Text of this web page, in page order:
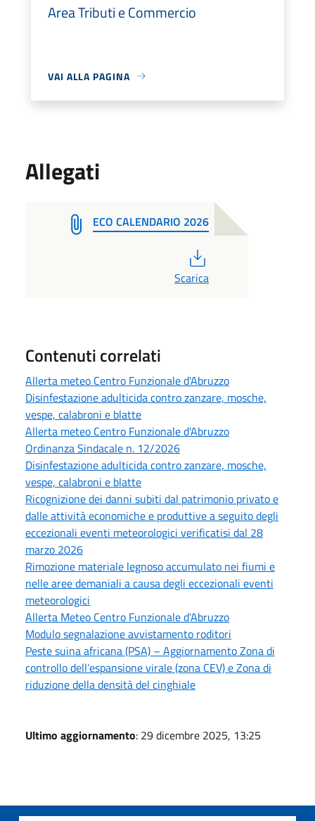
Area Tributi e Commercio
VAI ALLA PAGINA
Allegati
ECO CALENDARIO 2026
Scarica
Contenuti correlati
Allerta meteo Centro Funzionale d'Abruzzo
Disinfestazione adulticida contro zanzare, mosche,
vespe, calabroni e blatte
Allerta meteo Centro Funzionale d'Abruzzo
Ordinanza Sindacale n. 12/2026
Disinfestazione adulticida contro zanzare, mosche,
vespe, calabroni e blatte
Ricognizione dei danni subiti dal patrimonio privato e
dalle attività economiche e produttive a seguito degli
eccezionali eventi meteorologici verificatisi dal 28
marzo 2026
Rimozione materiale legnoso accumulato nei fiumi e
nelle aree demaniali a causa degli eccezionali eventi
meteorologici
Allerta Meteo Centro Funzionale d'Abruzzo
Modulo segnalazione avvistamento roditori
Peste suina africana (PSA) – Aggiornamento Zona di
controllo dell’espansione virale (zona CEV) e Zona di
riduzione della densità del cinghiale
Ultimo aggiornamento: 29 dicembre 2025, 13:25